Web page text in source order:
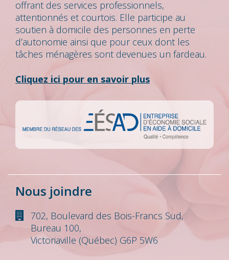
offrant des services professionnels,
attentionnés et courtois. Elle participe au
soutien à domicile des personnes en perte
d’autonomie ainsi que pour ceux dont les
tâches ménagères sont devenues un fardeau.
Cliquez ici pour en savoir plus
Nous joindre
702, Boulevard des Bois-Francs Sud,
Bureau 100,
Victoriaville (Québec) G6P 5W6